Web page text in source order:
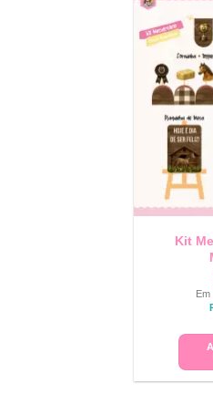
Kit
Em